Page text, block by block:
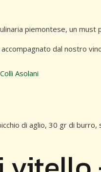
piemontese, un must
dal nostro
Asolani
di aglio, 30 gr di